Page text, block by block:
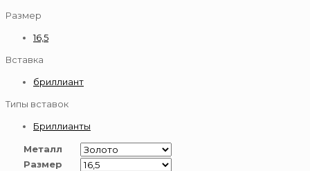
Размер
16,5
Вставка
бриллиант
Типы вставок
Бриллианты
Металл
Размер